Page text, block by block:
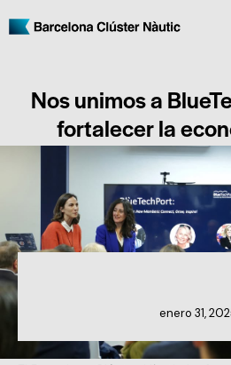
Nos unimos a
fortalecer la
enero 31,